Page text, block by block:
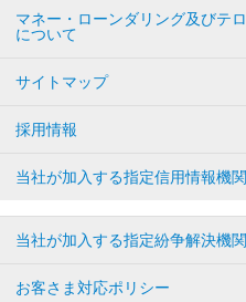
マネー・ローンダリング及びテ
について
サイトマップ
採用情報
当社が加入する指定信用情報機
当社が加入する指定紛争解決機関
お客さま対応ポリシー